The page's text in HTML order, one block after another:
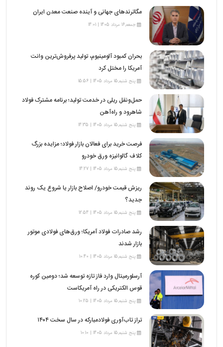
مگاترندهای جهانی و آینده صنعت معدن ایران
جمعه,16 مرداد 1405 | 14:01
بحران کمبود آلومینیوم، تولید پرفروش‌ترین وانت
آمریکا را مختل کرد
پنج شنبه,15 مرداد 1405 | 15:56
حمل‌ونقل ریلی در خدمت تولید؛ برنامه مشترک فولاد
شاهرود و راه‌آهن
پنج شنبه,15 مرداد 1405 | 14:35
فرصت خرید برای فعالان بازار فولاد؛ مزایده بزرگ
کلاف گالوانیزه ورق خودرو
پنج شنبه,15 مرداد 1405 | 14:27
ریزش قیمت خودرو/ اصلاح بازار یا شروع یک روند
جدید؟
پنج شنبه,15 مرداد 1405 | 12:54
رشد صادرات فولاد آمریکا؛ ورق‌های فولادی موتور
بازار شدند
پنج شنبه,15 مرداد 1405 | 10:40
آرسلورمیتال وارد فاز تازه توسعه شد؛ دومین کوره
قوس الکتریکی در راه آمریکاست
پنج شنبه,15 مرداد 1405 | 10:25
تراز تاب‌آوری فولادمبارکه در سال سخت ۱۴۰۴
پنج شنبه,15 مرداد 1405 | 10:10